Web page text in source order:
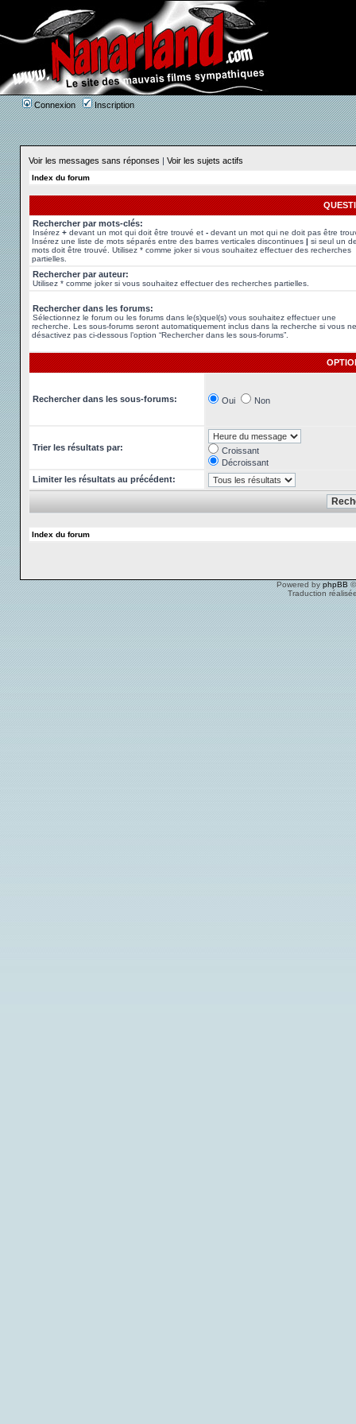
Connexion Inscription
Voir les messages sans réponses | Voir les sujets actifs
Index du forum
Rechercher par mots-clés:
Insérez + devant un mot qui doit être trouvé et - devant un mot qui ne doit pas être
Insérez une liste de mots séparés entre des barres verticales discontinues | si seul un
mots doit être trouvé. Utilisez * comme joker si vous souhaitez effectuer des recherches
partielles.
Rechercher par auteur:
Utilisez * comme joker si vous souhaitez effectuer des recherches partielles.
Rechercher dans les forums:
Sélectionnez le forum ou les forums dans le(s)quel(s) vous souhaitez effectuer une
recherche. Les sous-forums seront automatiquement inclus dans la recherche si vous ne
désactivez pas ci-dessous l’option “Rechercher dans les sous-forums”.
Rechercher dans les sous-forums: Oui Non
Trier les résultats par:
Croissant
Décroissant
Limiter les résultats au précédent:
Index du forum
Powered by phpBB
Traduction